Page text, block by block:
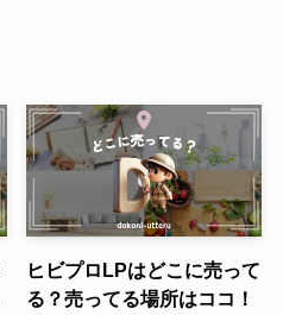
ヒビプロLPはどこに売って
る？売ってる場所はココ！